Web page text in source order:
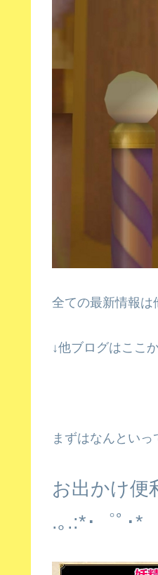
全ての最新情報
↓他ブログはここ
まずはなんといっ
お出かけ便
.｡ .:* ･゜ﾟ･*